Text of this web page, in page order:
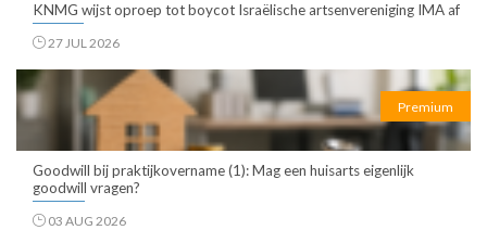
KNMG wijst oproep tot boycot Israëlische artsenvereniging IMA af
27 JUL 2026
Premium
Goodwill bij praktijkovername (1): Mag een huisarts eigenlijk
goodwill vragen?
03 AUG 2026